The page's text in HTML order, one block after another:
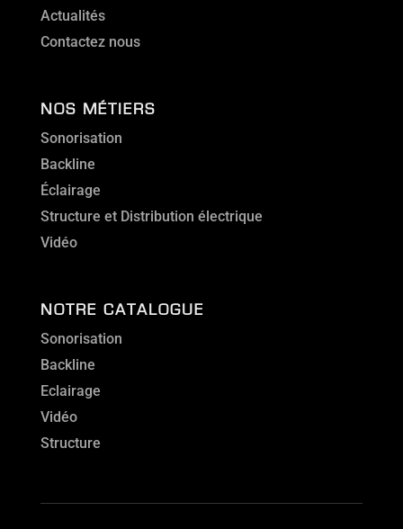
Actualités
Contactez nous
NOS MÉTIERS
Sonorisation
Backline
Éclairage
Structure et Distribution électrique
Vidéo
NOTRE CATALOGUE
Sonorisation
Backline
Eclairage
Vidéo
Structure